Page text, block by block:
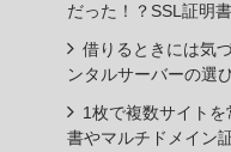
だった！？SSL証明
借りるときには気
ンタルサーバーの選
1枚で複数サイト
書やマルチドメイン